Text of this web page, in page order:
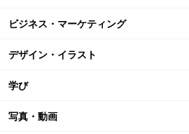
ビジネス・マーケティング
デザイン・イラスト
学び
写真・動画